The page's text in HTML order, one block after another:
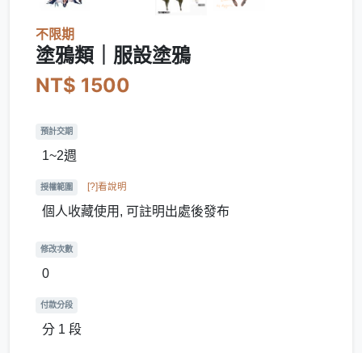
不限期
塗鴉類｜服設塗鴉
NT$ 1500
預計交期
1~2週
授權範圍 [?]看說明
個人收藏使用, 可註明出處後發布
修改次數
0
付款分段
分 1 段